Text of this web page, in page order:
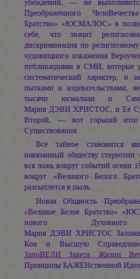
убеждений, — не
Преображённого
Братство» «ЮСМАЛОС» в
себе, что значит
дискриминация по
чудовищного изкажения
публикациями в СМИ, которые
систематический характер, и
пытками и издевательствами,
тысячи юсмалиан и
Мария ДЭВИ ХРИСТОС, и Её
Второй, — вот горький итог
Существования.
Всё тайное становится
навязанный обществу стереотип
вся ложь вокруг событий осени
вокруг «Великого Белого
разсыплется в пыль.
Новая Общность
«Великое Белое Братство»
нового Духовного
Мария ДЭВИ ХРИСТОС
Кон и Высшую
ЗапоВЕДИ Завета Жизни
Принципы БАЖЕНственной